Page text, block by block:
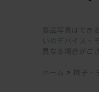
商品写真はでき
いのデバイス・
異なる場合がご
ホーム > 椅子・